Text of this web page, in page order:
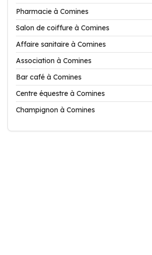
Pharmacie à Comines
Salon de coiffure à Comines
Affaire sanitaire à Comines
Association à Comines
Bar café à Comines
Centre équestre à Comines
Champignon à Comines